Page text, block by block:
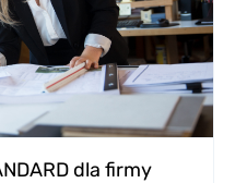
dla firmy